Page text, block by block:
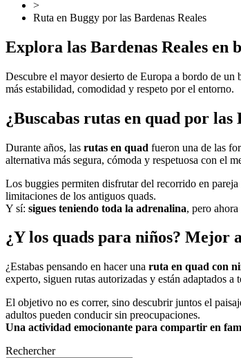
>
Ruta en Buggy por las Bardenas Reales
Explora las Bardenas Reales en
Descubre el mayor desierto de Europa a bordo de
más estabilidad, comodidad y respeto por el entorno.
¿Buscabas rutas en quad por
Durante años, las rutas en quad fueron una de las
alternativa más segura, cómoda y respetuosa con el
Los buggies permiten disfrutar del recorrido en
limitaciones de los antiguos quads.
Y sí: sigues teniendo toda la adrenalina, pero
¿Y los quads para niños? Mejor
¿Estabas pensando en hacer una ruta en quad con
experto, siguen rutas autorizadas y están adaptados a
El objetivo no es correr, sino descubrir juntos el
adultos pueden conducir sin preocupaciones.
Una actividad emocionante para compartir en
Rechercher